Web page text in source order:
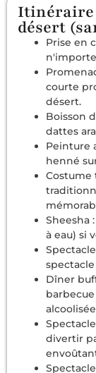
Itinéraire
désert
Prise en
n'importe
courte
désert.
Boisson
dattes
Peinture
henné
Costume
Sheesha
à eau) si
Dîner
divertir